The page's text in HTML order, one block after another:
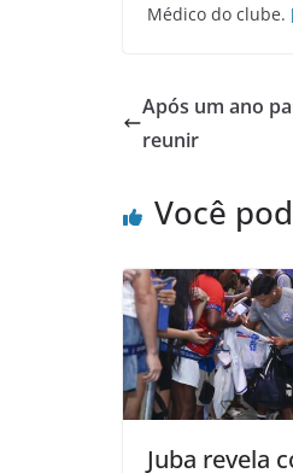
Médico do clube.
Após um ano
reunir
Você
Juba revela